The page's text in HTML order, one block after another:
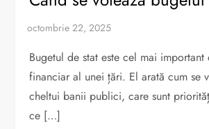
Bugetul de stat este cel mai important
financiar al unei țări. El arată cum se
cheltui banii publici, care sunt
ce […]